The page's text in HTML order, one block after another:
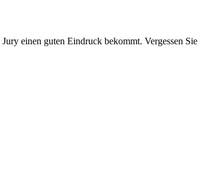
einen guten Eindruck bekommt. Vergessen Sie